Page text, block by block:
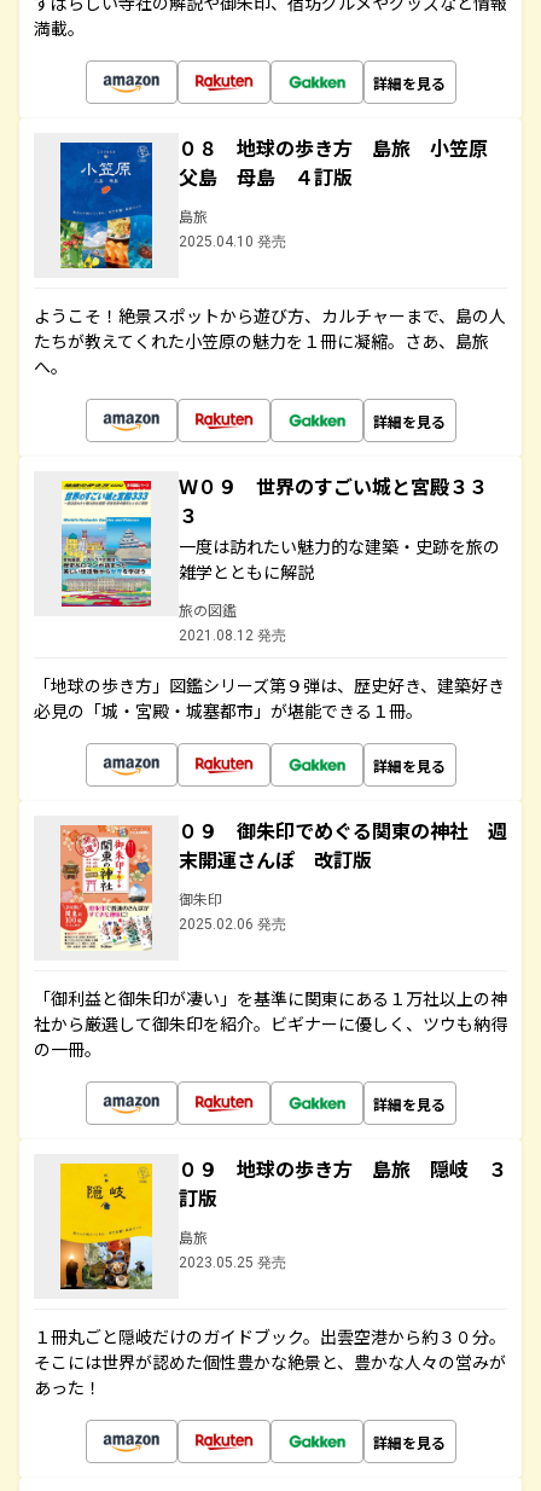
満載。
詳細を見る
０８ 地球の歩き方 島旅 小笠原
父島 母島 ４訂版
島旅
2025.04.10 発売
ようこそ！絶景スポットから遊び方、カルチャーまで、島の人
たちが教えてくれた小笠原の魅力を１冊に凝縮。さあ、島旅
へ。
詳細を見る
Ｗ０９ 世界のすごい城と宮殿３３
３
一度は訪れたい魅力的な建築・史跡を旅の
雑学とともに解説
旅の図鑑
2021.08.12 発売
「地球の歩き方」図鑑シリーズ第９弾は、歴史好き、建築好き
必見の「城・宮殿・城塞都市」が堪能できる１冊。
詳細を見る
０９ 御朱印でめぐる関東の神社 週
末開運さんぽ 改訂版
御朱印
2025.02.06 発売
「御利益と御朱印が凄い」を基準に関東にある１万社以上の神
社から厳選して御朱印を紹介。ビギナーに優しく、ツウも納得
の一冊。
詳細を見る
０９ 地球の歩き方 島旅 隠岐 ３
訂版
島旅
2023.05.25 発売
１冊丸ごと隠岐だけのガイドブック。出雲空港から約３０分。
そこには世界が認めた個性豊かな絶景と、豊かな人々の営みが
あった！
詳細を見る